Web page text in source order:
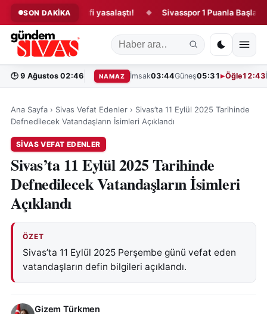
SON DAKİKA
kanun teklifi yasalaştı! ◆ Sivasspor 1 Puanla Başladı! ◆
🕒 9 Ağustos 02:46 NAMAZ İmsak03:44Güneş05:31 Öğle12:43
Ana Sayfa › Sivas Vefat Edenler › Sivas’ta 11 Eylül 2025 Tarihinde
Defnedilecek Vatandaşların İsimleri Açıklandı
SIVAS VEFAT EDENLER
Sivas’ta 11 Eylül 2025 Tarihinde
Defnedilecek Vatandaşların İsimleri
Açıklandı
ÖZET
Sivas’ta 11 Eylül 2025 Perşembe günü vefat eden
vatandaşların defin bilgileri açıklandı.
Gizem Türkmen